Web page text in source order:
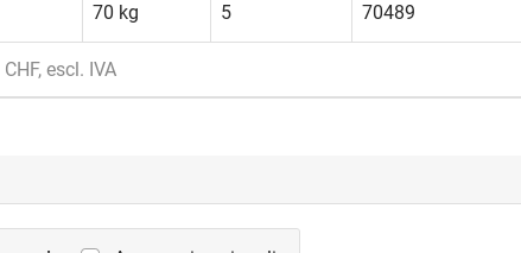
70 kg 5 70489
escl. IVA